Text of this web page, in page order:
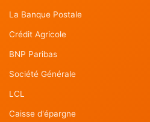
La Banque Postale
Crédit Agricole
BNP Paribas
Société Générale
LCL
Caisse d'épargne